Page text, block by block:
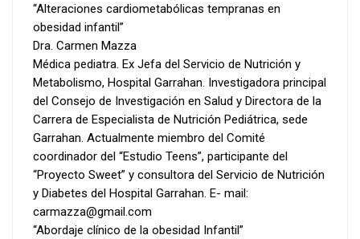
“Alteraciones cardiometabólicas tempranas en
obesidad infantil”
Dra. Carmen Mazza
Médica pediatra. Ex Jefa del Servicio de Nutrición y
Metabolismo, Hospital Garrahan. Investigadora principal
del Consejo de Investigación en Salud y Directora de la
Carrera de Especialista de Nutrición Pediátrica, sede
Garrahan. Actualmente miembro del Comité
coordinador del “Estudio Teens”, participante del
“Proyecto Sweet” y consultora del Servicio de Nutrición
y Diabetes del Hospital Garrahan. E- mail:
carmazza@gmail.com
“Abordaje clínico de la obesidad Infantil”